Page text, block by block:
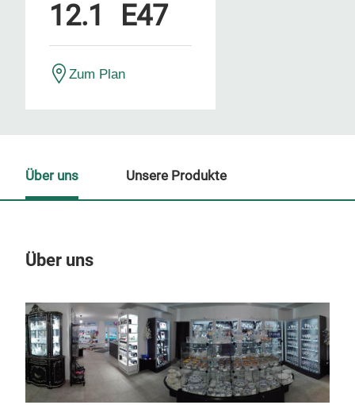
12.1 E47
Zum Plan
Über uns
Über uns Unsere Produkte